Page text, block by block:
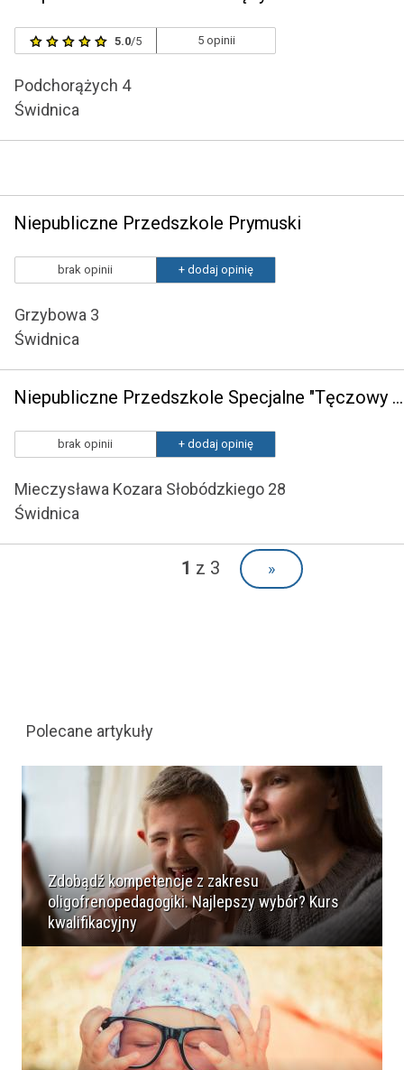
5.0/5 5 opinii
Podchorążych 4
Świdnica
Niepubliczne Przedszkole Prymuski
brak opinii + dodaj opinię
Grzybowa 3
Świdnica
Niepubliczne Przedszkole Specjalne "Tęczowy Świat"
brak opinii + dodaj opinię
Mieczysława Kozara Słobódzkiego 28
Świdnica
1 z 3 »
Polecane artykuły
Zdobądź kompetencje z zakresu
oligofrenopedagogiki. Najlepszy wybór? Kurs
kwalifikacyjny